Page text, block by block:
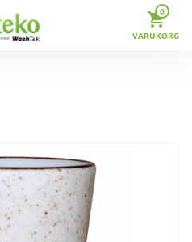
0
VARUKORG